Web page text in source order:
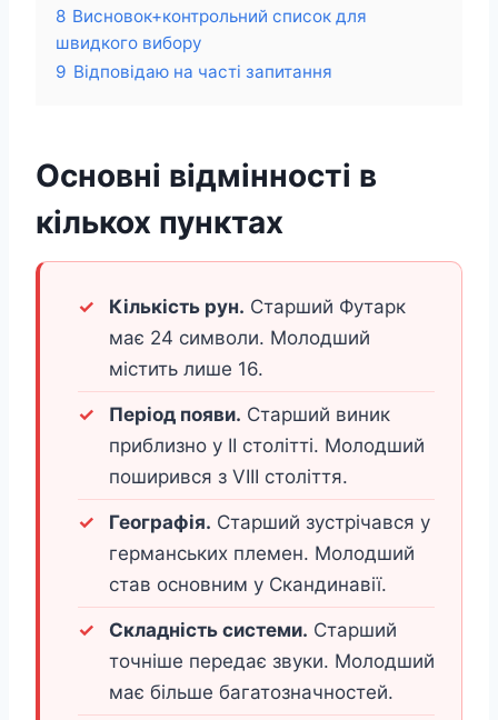
8 Висновок+контрольний список для
швидкого вибору
9 Відповідаю на часті запитання
Основні відмінності в
кількох пунктах
Кількість рун. Старший Футарк
має 24 символи. Молодший
містить лише 16.
Період появи. Старший виник
приблизно у II столітті. Молодший
поширився з VIII століття.
Географія. Старший зустрічався у
германських племен. Молодший
став основним у Скандинавії.
Складність системи. Старший
точніше передає звуки. Молодший
має більше багатозначностей.